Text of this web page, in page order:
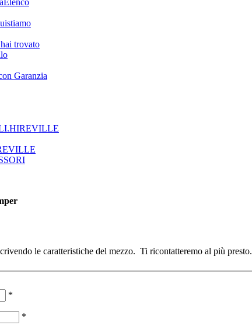
Elenco
trovato
Garanzia
le caratteristiche del mezzo. Ti ricontatteremo al più presto.
*
*